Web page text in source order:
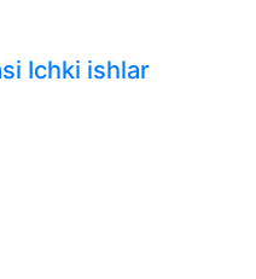
Ichki ishlar